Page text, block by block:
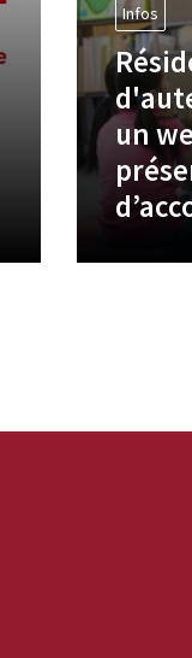
Infos
un